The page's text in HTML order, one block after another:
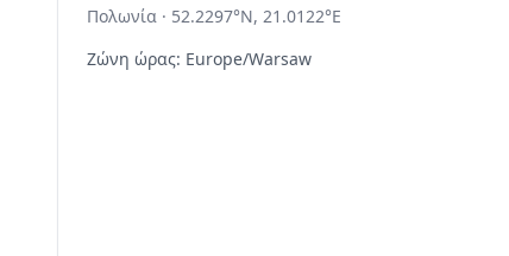
Πολωνία · 52.2297°N, 21.0122°E
Ζώνη ώρας: Europe/Warsaw